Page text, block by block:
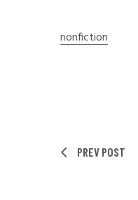
nonfiction
PREV POST